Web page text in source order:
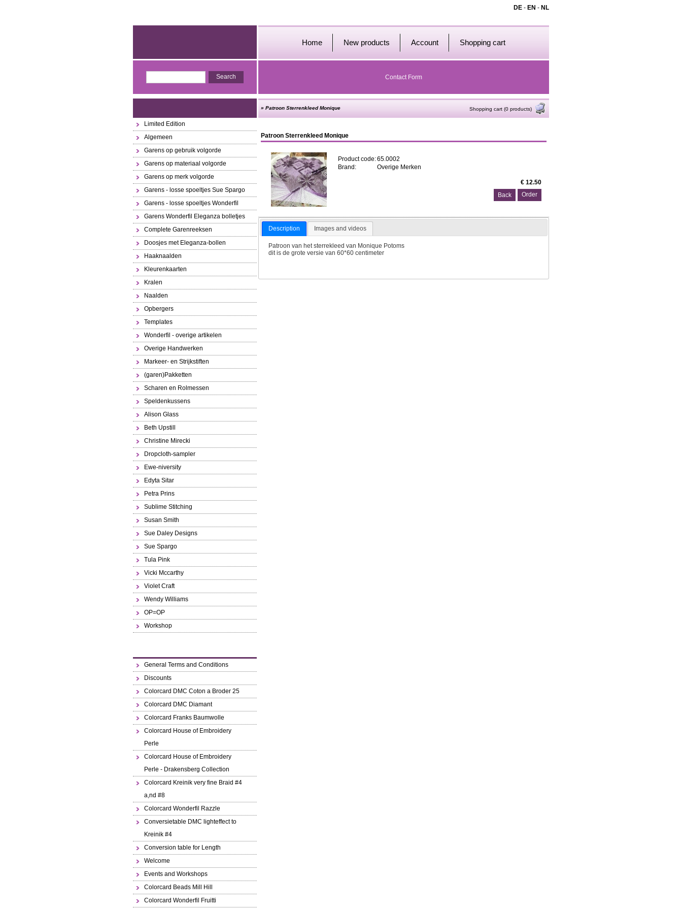
DE - EN - NL
Home New products Account Shopping cart
Contact Form
Limited Edition
Algemeen
Garens op gebruik volgorde
Garens op materiaal volgorde
Garens op merk volgorde
Garens - losse spoeltjes Sue Spargo
Garens - losse spoeltjes Wonderfil
Garens Wonderfil Eleganza bolletjes
Complete Garenreeksen
Doosjes met Eleganza-bollen
Haaknaalden
Kleurenkaarten
Kralen
Naalden
Opbergers
Templates
Wonderfil - overige artikelen
Overige Handwerken
Markeer- en Strijkstiften
(garen)Pakketten
Scharen en Rolmessen
Speldenkussens
Alison Glass
Beth Upstill
Christine Mirecki
Dropcloth-sampler
Ewe-niversity
Edyta Sitar
Petra Prins
Sublime Stitching
Susan Smith
Sue Daley Designs
Sue Spargo
Tula Pink
Vicki Mccarthy
Violet Craft
Wendy Williams
OP=OP
Workshop
General Terms and Conditions
Discounts
Colorcard DMC Coton a Broder 25
Colorcard DMC Diamant
Colorcard Franks Baumwolle
Colorcard House of Embroidery
Perle
Colorcard House of Embroidery
Perle - Drakensberg Collection
Colorcard Kreinik very fine Braid #4
a,nd #8
Colorcard Wonderfil Razzle
Conversietable DMC lighteffect to
Kreinik #4
Conversion table for Length
Welcome
Events and Workshops
Colorcard Beads Mill Hill
Colorcard Wonderfil Fruitti
» Patroon Sterrenkleed Monique Shopping cart (0 products)
Patroon Sterrenkleed Monique
Product code:65.0002
Brand:
Overige Merken
€ 12.50
Back
Description Images and videos
Patroon van het sterrekleed van Monique Potoms
dit is de grote versie van 60*60 centimeter